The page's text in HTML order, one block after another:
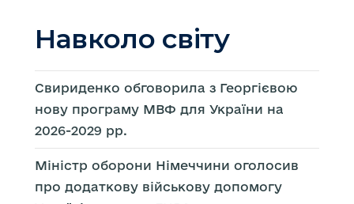
Навколо світу
Свириденко обговорила з Георгієвою
нову програму МВФ для України на
2026-2029 рр.
Міністр оборони Німеччини оголосив
про додаткову військову допомогу